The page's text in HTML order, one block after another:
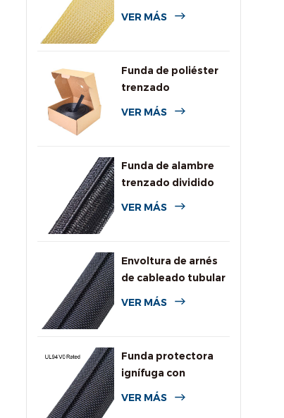
VER MÁS
Funda de poliéster
trenzado
personalizada con
VER MÁS
Funda de alambre
trenzado dividido
autoenvolvente
VER MÁS
Envoltura de arnés
de cableado tubular
dividida tejida
VER MÁS
Funda protectora
ignífuga con
clasificación UL94
VER MÁS